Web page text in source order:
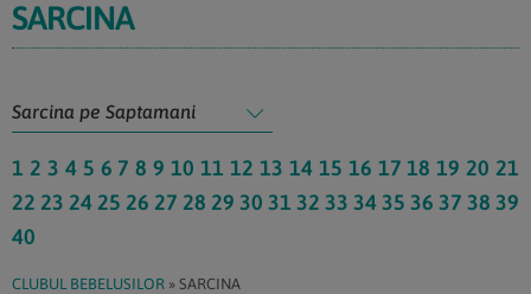
SARCINA
1 2 3 4 5 6 789 10 11 12 13 14 15 16 17 18 19 20 21
22 23 24 25 26 27 28 29 30 31 32 33 3435 36 37 38 39
40
CLUBUL BEBELUSILOR » SARCINA